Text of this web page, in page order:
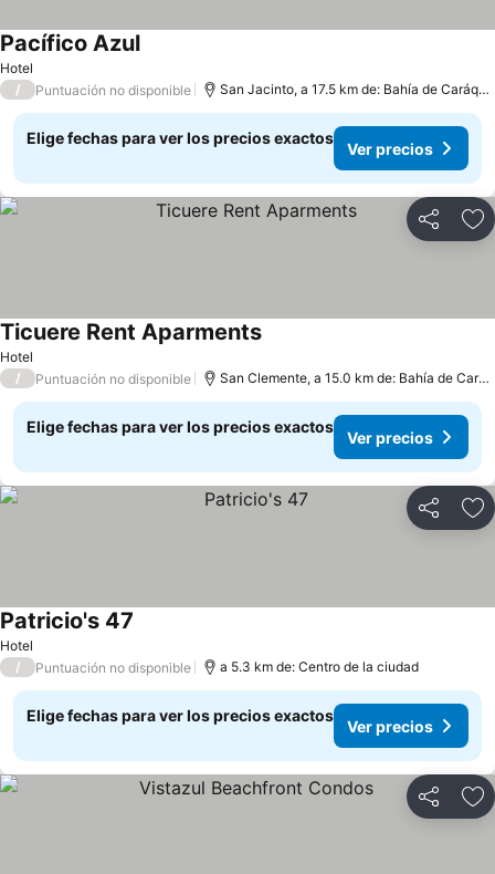
Hotel
Pacífico AzulVer precios
/ Puntuación no disponible San Jacinto, a 17.5 km de: Bahía de
Elige fechas para ver los precios exactos
Ver precios
Compartir
Hotel
Ticuere Rent AparmentsVer precios
/ Puntuación no disponible San Clemente, a 15.0 km de: Bahía de
Elige fechas para ver los precios exactos
Ver precios
Compartir
Hotel
Patricio's 47
/ Puntuación no disponible a 5.3 km de: Centro de la ciudad
Elige fechas para ver los precios exactos
Ver precios
Compartir